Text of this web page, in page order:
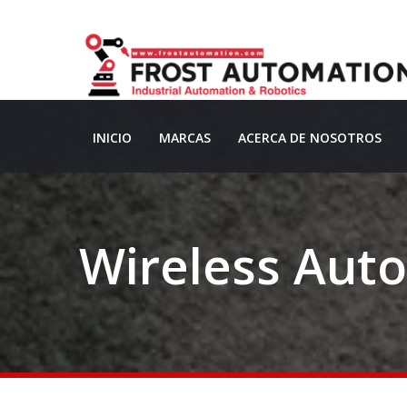
INICIO MARCAS ACERCA DE NOSOTROS
Wireless